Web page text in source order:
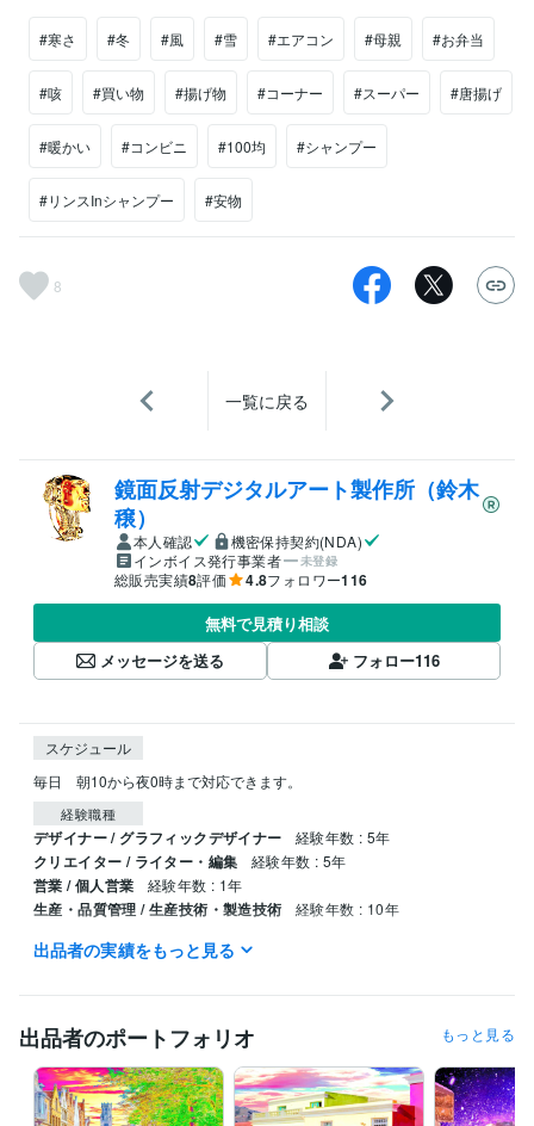
#寒さ #冬 #風 #雪 #エアコン #母親 #お弁当
#咳 #買い物 #揚げ物 #コーナー #スーパー #唐揚げ
#暖かい #コンビニ #100均 #シャンプー
#リンスInシャンプー #安物
8
一覧に戻る
鏡面反射デジタルアート製作所（鈴木
穣）
本人確認
機密保持契約(NDA)
インボイス発行事業者
未登録
総販売実績8評価 4.8フォロワー116
無料で見積り相談
メッセージを送る
フォロー116
スケジュール
毎日　朝10から夜0時まで対応できます。
経験職種
デザイナー / グラフィックデザイナー 経験年数 : 5年
クリエイター / ライター・編集 経験年数 : 5年
営業 / 個人営業 経験年数 : 1年
生産・品質管理 / 生産技術・製造技術 経験年数 : 10年
職歴
動画編集・映像制作 画像合成、画像修正、タイトル制作、ブログ
合成画像 合成写真 タイトル制作 表紙制作
ブログ記事
アフェリエイト
ニュース記事 スチームパンク サイバーパンク 小説
出品者の実績をもっと見る
出品者のポートフォリオ もっと見る